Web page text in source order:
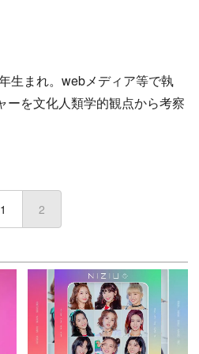
生まれ。webメディア等で執
ーを文化人類学的観点から考察
1 2